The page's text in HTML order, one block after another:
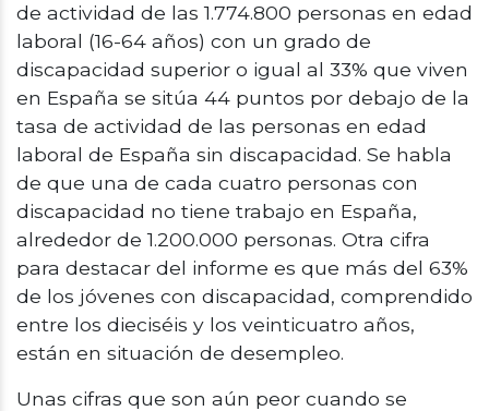
de actividad de las 1.774.800 personas en edad
laboral (16-64 años) con un grado de
discapacidad superior o igual al 33% que viven
en España se sitúa 44 puntos por debajo de la
tasa de actividad de las personas en edad
laboral de España sin discapacidad. Se habla
de que una de cada cuatro personas con
discapacidad no tiene trabajo en España,
alrededor de 1.200.000 personas. Otra cifra
para destacar del informe es que más del 63%
de los jóvenes con discapacidad, comprendido
entre los dieciséis y los veinticuatro años,
están en situación de desempleo.
Unas cifras que son aún peor cuando se